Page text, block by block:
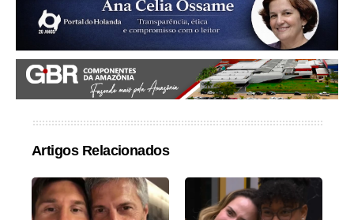
Artigos Relacionados